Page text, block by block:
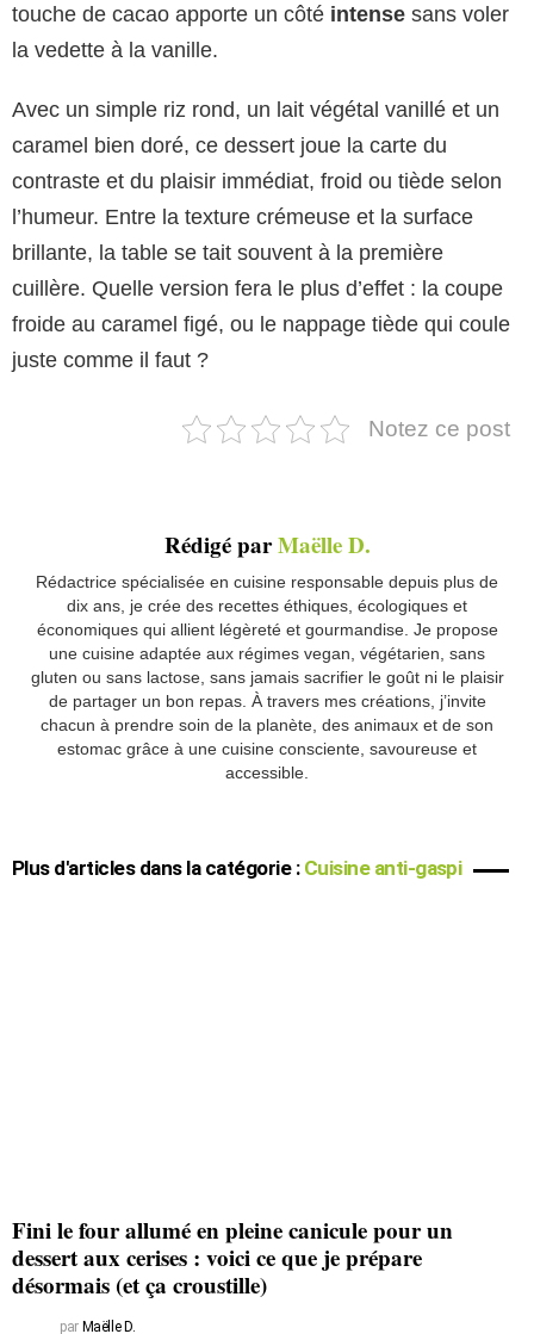
touche de cacao apporte un côté intense sans voler
la vedette à la vanille.
Avec un simple riz rond, un lait végétal vanillé et un
caramel bien doré, ce dessert joue la carte du
contraste et du plaisir immédiat, froid ou tiède selon
l’humeur. Entre la texture crémeuse et la surface
brillante, la table se tait souvent à la première
cuillère. Quelle version fera le plus d’effet : la coupe
froide au caramel figé, ou le nappage tiède qui coule
juste comme il faut ?
Notez ce post
Rédigé parMaëlle D.
Rédactrice spécialisée en cuisine responsable depuis plus de
dix ans, je crée des recettes éthiques, écologiques et
économiques qui allient légèreté et gourmandise. Je propose
une cuisine adaptée aux régimes vegan, végétarien, sans
gluten ou sans lactose, sans jamais sacrifier le goût ni le plaisir
de partager un bon repas. À travers mes créations, j’invite
chacun à prendre soin de la planète, des animaux et de son
estomac grâce à une cuisine consciente, savoureuse et
accessible.
Plus d'articles dans la catégorie : Cuisine anti-gaspi
Fini le four allumé en pleine canicule pour un
dessert aux cerises : voici ce que je prépare
désormais (et ça croustille)
par Maëlle D.